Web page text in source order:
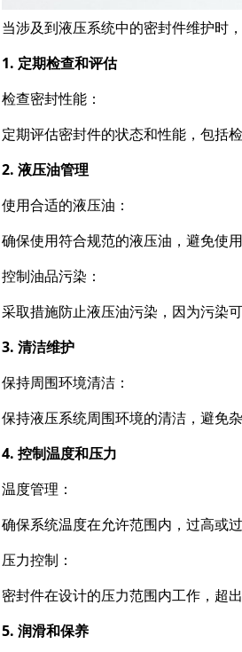
当涉及到液压系统中的密封件维护时
1. 定期检查和评估
检查密封性能：
定期评估密封件的状态和性能，包括
2. 液压油管理
使用合适的液压油：
确保使用符合规范的液压油，避免使
控制油品污染：
采取措施防止液压油污染，因为污染
3. 清洁维护
保持周围环境清洁：
保持液压系统周围环境的清洁，避免
4. 控制温度和压力
温度管理：
确保系统温度在允许范围内，过高或
压力控制：
密封件在设计的压力范围内工作，超
5. 润滑和保养